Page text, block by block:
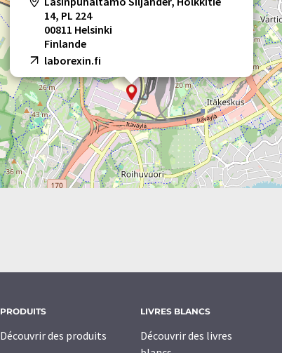
14, PL 224
00811 Helsinki
Finlande
laborexin.fi
PRODUITS
Découvrir des produits
LIVRES BLANCS
Découvrir des livres